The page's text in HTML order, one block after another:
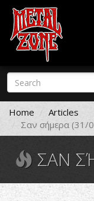
Skip
main
content
Search
form
Search
Home
Articles
Σαν σήμερα (31/
ΣΑΝ ΣΉΜΕΡΑ